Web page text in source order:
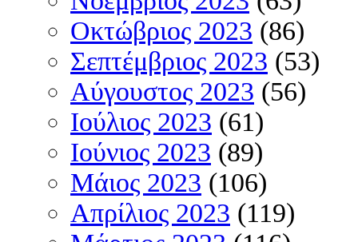
Οκτώβριος 2023 (86)
Σεπτέμβριος 2023 (53)
Αύγουστος 2023 (56)
Ιούλιος 2023 (61)
Ιούνιος 2023 (89)
Μάιος 2023 (106)
Απρίλιος 2023 (119)